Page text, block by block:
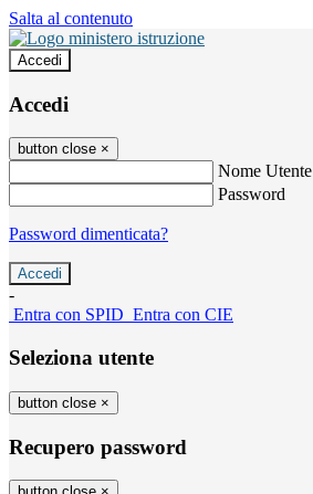
Salta al contenuto
Accedi
Accedi
button close ×
Nome Utente
Password
Password dimenticata?
-
Entra con SPID Entra con CIE
Seleziona utente
button close ×
Recupero password